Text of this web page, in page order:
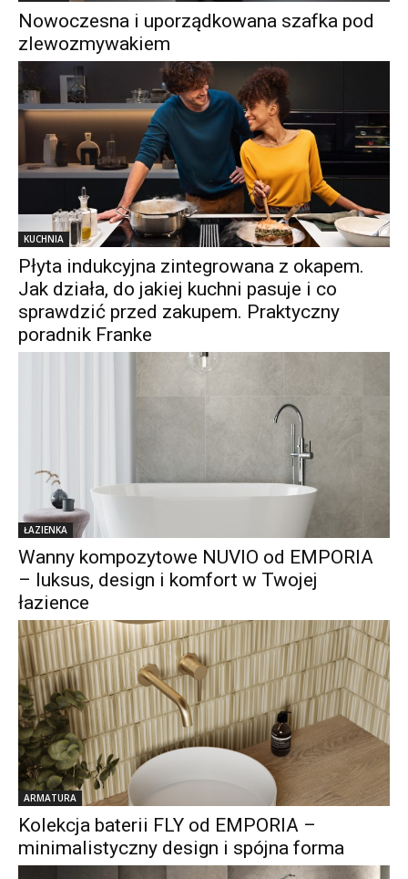
Nowoczesna i uporządkowana szafka pod
zlewozmywakiem
KUCHNIA
Płyta indukcyjna zintegrowana z okapem.
Jak działa, do jakiej kuchni pasuje i co
sprawdzić przed zakupem. Praktyczny
poradnik Franke
ŁAZIENKA
Wanny kompozytowe NUVIO od EMPORIA
– luksus, design i komfort w Twojej
łazience
ARMATURA
Kolekcja baterii FLY od EMPORIA –
minimalistyczny design i spójna forma